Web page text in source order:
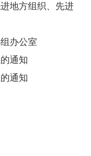
地方组织、先进
办公室
通知
通知